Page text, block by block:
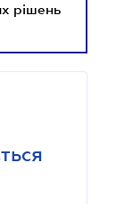
рішень